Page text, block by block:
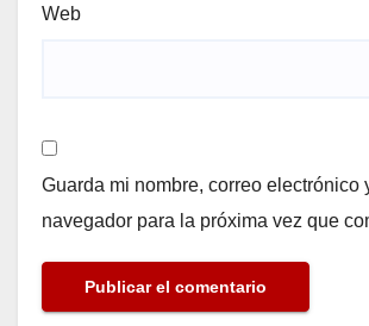
Web
Guarda mi nombre, correo electrónico
navegador para la próxima vez que